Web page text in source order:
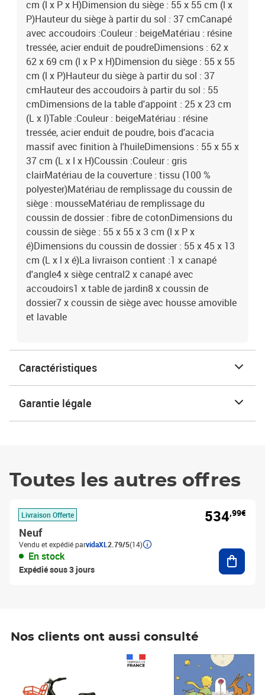
cm (l x P x H)Dimension du siège : 55 x 55 cm (l x
P)Hauteur du siège à partir du sol : 37 cmCanapé
avec accoudoirs :Couleur : beigeMatériau : résine
tressée, acier enduit de poudreDimensions : 62 x
62 x 69 cm (l x P x H)Dimension du siège : 55 x 55
cm (l x P)Hauteur du siège à partir du sol : 37
cmHauteur des accoudoirs à partir du sol : 55
cmDimensions de la table d'appoint : 25 x 23 cm
(L x l)Table :Couleur : beigeMatériau : résine
tressée, acier enduit de poudre, bois d'acacia
massif avec finition à l'huileDimensions : 55 x 55 x
37 cm (L x l x H)Coussin :Couleur : gris
clairMatériau de la couverture : tissu (100 %
polyester)Matériau de remplissage du coussin de
siège : mousseMatériau de remplissage du
coussin de dossier : fibre de cotonDimensions du
coussin de siège : 55 x 55 x 3 cm (l x P x
é)Dimensions du coussin de dossier : 55 x 45 x 13
cm (L x l x é)La livraison contient :1 x canapé
d'angle4 x siège central2 x canapé avec
accoudoirs1 x table de jardin8 x coussin de
dossier7 x coussin de siège avec housse amovible
et lavable
Caractéristiques
Garantie légale
Toutes les autres offres
Livraison Offerte
Neuf
Vendu et expédié parvidaXL 2.79/5(14)
En stock
Expédié sous 3 jours
534,99€
Nos clients ont aussi consulté
Prix 7,50€